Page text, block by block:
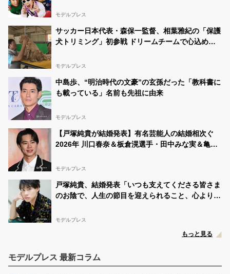
モデルプレス
サッカー日本代表・森保一監督、相葉雅紀の「保護
犬トリミング」初参戦 ドリームチームで心込めて
モデルプレス
中島歩、“明治時代の文豪”の玄孫だった「教科書に
も載っている」名前も先祖に由来
モデルプレス
【戸塚純貴が結婚発表】有名芸能人の結婚相次ぐ
2026年 川口春奈＆板倉滉選手・田中みな実＆亀梨
モデルプレス
戸塚純貴、結婚発表「いつも支えてくださる皆さま
のお陰で、人生の節目を迎えられること、心より感
モデルプレス
もっと見る
モデルプレス 最新コラム